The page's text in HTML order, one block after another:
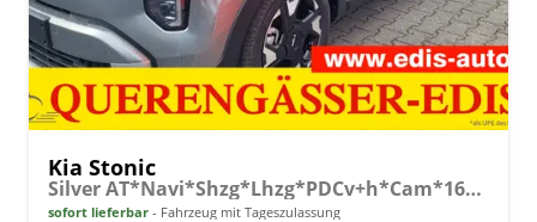
Kia Stonic
Silver AT*Navi*Shzg*Lhzg*PDCv+h*Cam*16Zoll*LED
sofort lieferbar Fahrzeug mit Tageszulassung